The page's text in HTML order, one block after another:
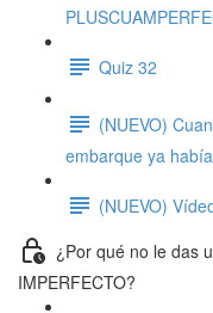
Quiz 32
(NUEVO)
embarque ya
(NUEVO)
¿Por qué no le das
IMPERFECTO?